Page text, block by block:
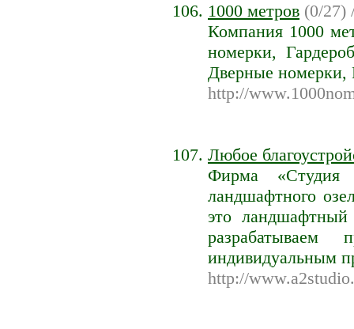
1000 метров (0/27)
Компания 1000
номерки,
Дверные номерки,
http://
Любое
Фирма «Студия
ландшафтного
это
разрабатываем
индивидуальным
http://